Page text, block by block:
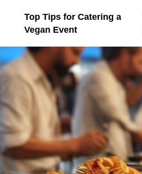
Top Tips for Catering a
Vegan Event